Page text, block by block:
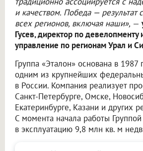
и качеством. Победа — результат
всех регионов, включая наши», —
Гусев, директор по девелопменту
управление по регионам Урал и
Группа «Эталон» основана в 1987
одним из крупнейших
в России. Компания реализует
Санкт-Петербурге, Омске,
Екатеринбурге, Казани и других
С момента начала работы
в эксплуатацию 9,8 млн кв. м